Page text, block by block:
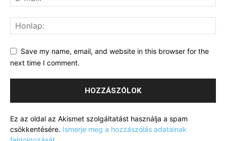
Save my name, email, and website in this browser for the
next time I comment.
Ez az oldal az Akismet szolgáltatást használja a spam
csökkentésére. Ismerje meg a hozzászólás adatainak